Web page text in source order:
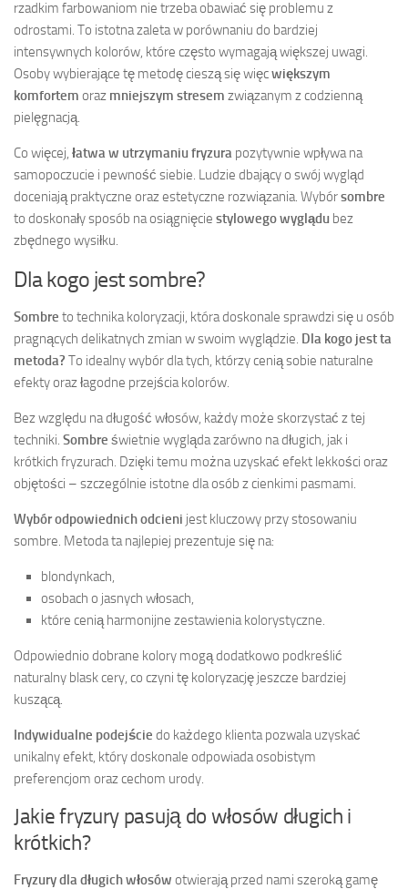
rzadkim farbowaniom nie trzeba obawiać się problemu z
odrostami. To istotna zaleta w porównaniu do bardziej
intensywnych kolorów, które często wymagają większej uwagi.
Osoby wybierające tę metodę cieszą się więcwiększym
komfortem oraz mniejszym stresem związanym z codzienną
pielęgnacją.
Co więcej, łatwa w utrzymaniu fryzura pozytywnie wpływa na
samopoczucie i pewność siebie. Ludzie dbający o swój wygląd
doceniają praktyczne oraz estetyczne rozwiązania. Wybórsombre
to doskonały sposób na osiągnięcie stylowego wyglądu bez
zbędnego wysiłku.
Dla kogo jest sombre?
Sombre to technika koloryzacji, która doskonale sprawdzi się u osób
pragnących delikatnych zmian w swoim wyglądzie. Dla kogo jest ta
metoda? To idealny wybór dla tych, którzy cenią sobie naturalne
efekty oraz łagodne przejścia kolorów.
Bez względu na długość włosów, każdy może skorzystać z tej
techniki. Sombre świetnie wygląda zarówno na długich, jak i
krótkich fryzurach. Dzięki temu można uzyskać efekt lekkości oraz
objętości – szczególnie istotne dla osób z cienkimi pasmami.
Wybór odpowiednich odcieni jest kluczowy przy stosowaniu
sombre. Metoda ta najlepiej prezentuje się na:
blondynkach,
osobach o jasnych włosach,
które cenią harmonijne zestawienia kolorystyczne.
Odpowiednio dobrane kolory mogą dodatkowo podkreślić
naturalny blask cery, co czyni tę koloryzację jeszcze bardziej
kuszącą.
Indywidualne podejście do każdego klienta pozwala uzyskać
unikalny efekt, który doskonale odpowiada osobistym
preferencjom oraz cechom urody.
Jakie fryzury pasują do włosów długich i
krótkich?
Fryzury dla długich włosów otwierają przed nami szeroką gamę